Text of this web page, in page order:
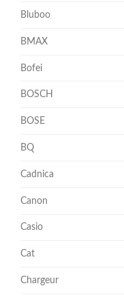
Bluboo
BMAX
Bofei
BOSCH
BOSE
BQ
Cadnica
Canon
Casio
Cat
Chargeur